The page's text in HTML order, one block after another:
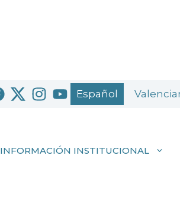
Español
INFORMACIÓN INSTITUCIONAL